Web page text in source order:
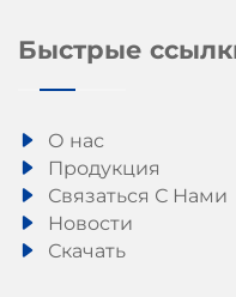
Быстрые
О нас
Продукция
Связаться С Нами
Новости
Скачать